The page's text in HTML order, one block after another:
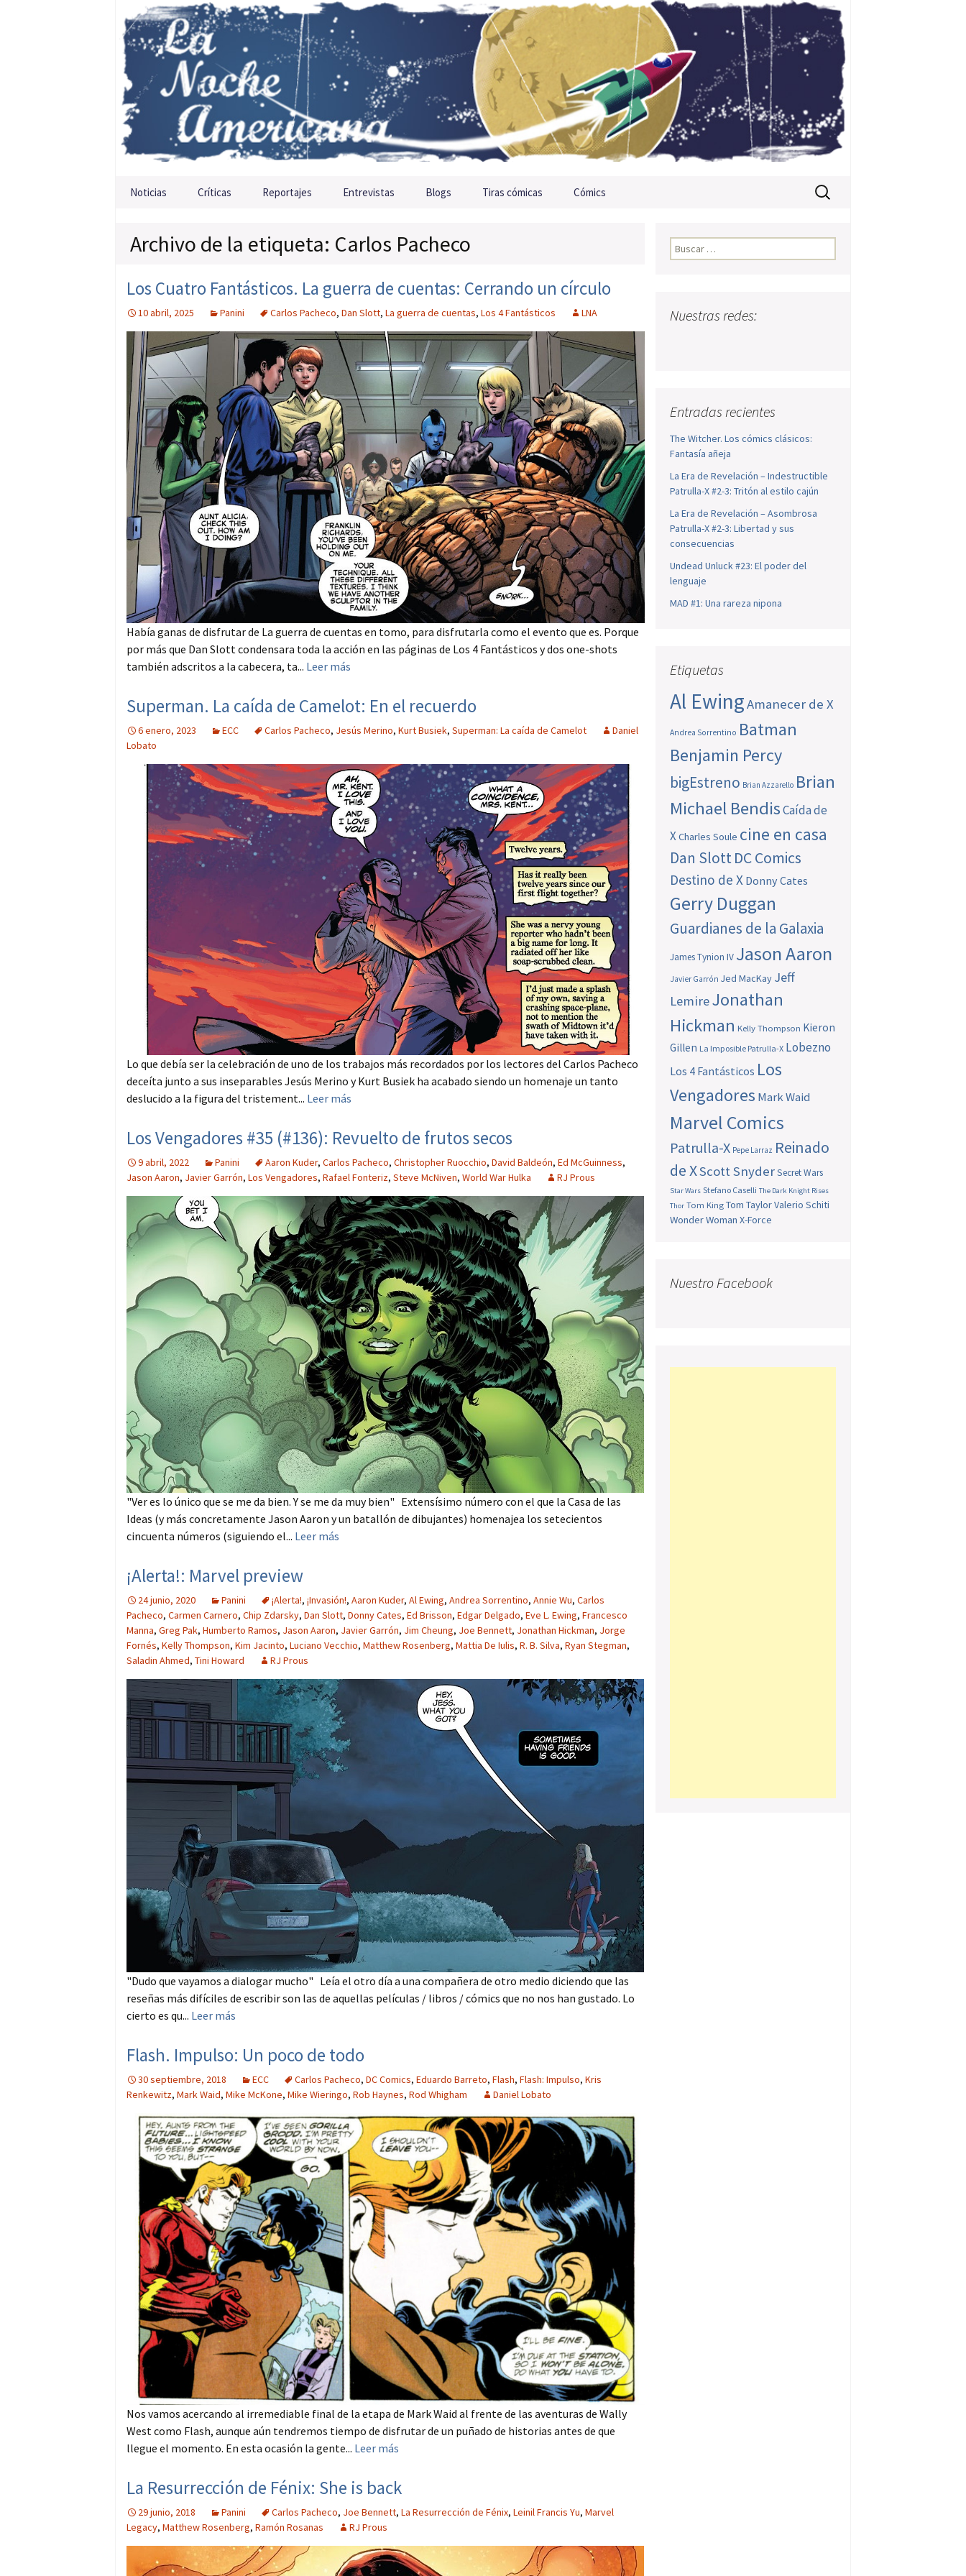
Saltar al contenido
Noticias Críticas Reportajes Entrevistas Blogs Tiras cómicas Cómics Buscar:
Archivo de la etiqueta: Carlos Pacheco
Los Cuatro Fantásticos. La guerra de cuentas: Cerrando un círculo
10 abril, 2025 Panini Carlos Pacheco, Dan Slott, La guerra de cuentas, Los 4 Fantásticos LNA
Había ganas de disfrutar de La guerra de cuentas en tomo, para disfrutarla como el evento que es. Porque
por más que Dan Slott condensara toda la acción en las páginas de Los 4 Fantásticos y dos one-shots
también adscritos a la cabecera, ta... Leer más
Superman. La caída de Camelot: En el recuerdo
6 enero, 2023 ECC Carlos Pacheco, Jesús Merino, Kurt Busiek, Superman: La caída de Camelot
Daniel
Lobato
Lo que debía ser la celebración de uno de los trabajos más recordados por los lectores del Carlos Pacheco
deceíta junto a sus inseparables Jesús Merino y Kurt Busiek ha acabado siendo un homenaje un tanto
deslucido a la figura del tristement... Leer más
Los Vengadores #35 (#136): Revuelto de frutos secos
9 abril, 2022 Panini Aaron Kuder, Carlos Pacheco, Christopher Ruocchio, David Baldeón, Ed McGuinness,
Jason Aaron, Javier Garrón, Los Vengadores, Rafael Fonteriz, Steve McNiven, World War Hulka RJ Prous
"Ver es lo único que se me da bien. Y se me da muy bien" Extensísimo número con el que la Casa de las
Ideas (y más concretamente Jason Aaron y un batallón de dibujantes) homenajea los setecientos
cincuenta números (siguiendo el... Leer más
¡Alerta!: Marvel preview
24 junio, 2020 Panini ¡Alerta!, ¡Invasión!, Aaron Kuder, Al Ewing, Andrea Sorrentino, Annie Wu, Carlos
Pacheco, Carmen Carnero, Chip Zdarsky, Dan Slott, Donny Cates, Ed Brisson, Edgar Delgado, Eve L. Ewing, Francesco
Manna, Greg Pak, Humberto Ramos, Jason Aaron, Javier Garrón, Jim Cheung, Joe Bennett, Jonathan Hickman, Jorge
Fornés, Kelly Thompson, Kim Jacinto, Luciano Vecchio, Matthew Rosenberg, Mattia De Iulis, R. B. Silva, Ryan Stegman,
Saladin Ahmed, Tini Howard RJ Prous
"Dudo que vayamos a dialogar mucho" Leía el otro día a una compañera de otro medio diciendo que las
reseñas más difíciles de escribir son las de aquellas películas / libros / cómics que no nos han gustado. Lo
cierto es qu... Leer más
Flash. Impulso: Un poco de todo
30 septiembre, 2018 ECC Carlos Pacheco, DC Comics, Eduardo Barreto, Flash, Flash: Impulso, Kris
Renkewitz, Mark Waid, Mike McKone, Mike Wieringo, Rob Haynes, Rod Whigham Daniel Lobato
Nos vamos acercando al irremediable final de la etapa de Mark Waid al frente de las aventuras de Wally
West como Flash, aunque aún tendremos tiempo de disfrutar de un puñado de historias antes de que
llegue el momento. En esta ocasión la gente... Leer más
La Resurrección de Fénix: She is back
29 junio, 2018 Panini Carlos Pacheco, Joe Bennett, La Resurrección de Fénix, Leinil Francis Yu, Marvel
Legacy, Matthew Rosenberg, Ramón Rosanas RJ Prous
Buscar:
Nuestras redes:
Entradas recientes
The Witcher. Los cómics clásicos:
Fantasía añeja
La Era de Revelación – Indestructible
Patrulla-X #2-3: Tritón al estilo cajún
La Era de Revelación – Asombrosa
Patrulla-X #2-3: Libertad y sus
consecuencias
Undead Unluck #23: El poder del
lenguaje
MAD #1: Una rareza nipona
Etiquetas
Al EwingAmanecer de X
Andrea Sorrentino Batman
Benjamin Percy
bigEstreno Brian Azzarello Brian
Michael BendisCaída de
XCharles Soule cine en casa
Dan SlottDC Comics
Destino de X Donny Cates
Gerry Duggan
Guardianes de la Galaxia
James Tynion IV Jason Aaron
Javier Garrón Jed MacKay Jeff
LemireJonathan
Hickman Kelly Thompson Kieron
Gillen La Imposible Patrulla-X Lobezno
Los 4 Fantásticos Los
Vengadores Mark Waid
Marvel Comics
Patrulla-X Pepe Larraz Reinado
de XScott SnyderSecret Wars
Star Wars Stefano Caselli The Dark Knight Rises
Thor Tom King Tom TaylorValerio Schiti
Wonder Woman X-Force
Nuestro Facebook